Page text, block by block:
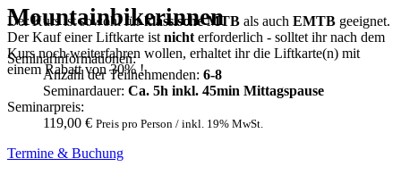
Der Kurs ist sowohl fürklassische MTB als auch EMTB geeignet.
Der Kauf einer Liftkarte istnichterforderlich - solltet ihr nach dem
Kurs noch weiterfahren wollen, erhaltet ihr die Liftkarte(n) mit
einem Rabatt von 30% !
Mountainbikerinnen
Seminarinformationen:
Anzahl der Teilnehmenden: 6-8
Seminardauer: Ca. 5h inkl. 45min Mittagspause
Seminarpreis:
119,00 € Preis pro Person / inkl. 19% MwSt.
Termine & Buchung